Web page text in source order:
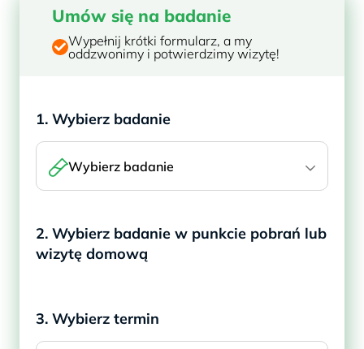
Umów się na badanie
Wypełnij krótki formularz, a my
oddzwonimy i potwierdzimy wizytę!
1. Wybierz badanie
Wybierz badanie
2. Wybierz badanie w punkcie pobrań lub
wizytę domową
3. Wybierz termin